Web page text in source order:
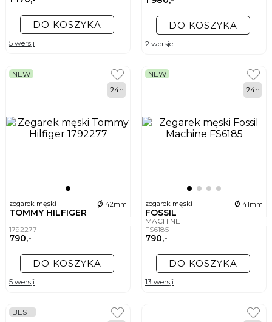
DO KOSZYKA
5 wersji
DO KOSZYKA
2 wersje
zegarek męski ø 42mm
TOMMY HILFIGER
1792277
790,-
NEW
24h
DO KOSZYKA
5 wersji
zegarek męski ø 41mm
FOSSIL
MACHINE
FS6185
790,-
NEW
24h
DO KOSZYKA
13 wersji
BEST